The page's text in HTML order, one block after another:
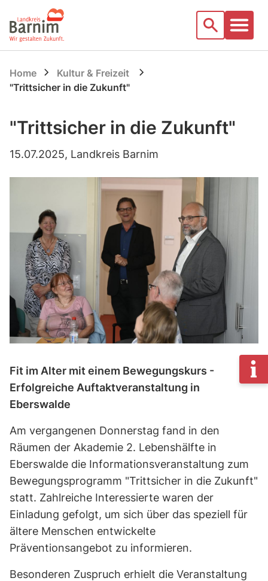
Startseite
Suche
Home
Kultur & Freizeit
"Trittsicher in die Zukunft"
"Trittsicher in die Zukunft"
15.07.2025, Landkreis Barnim
Fit im Alter mit einem Bewegungskurs -
Erfolgreiche Auftaktveranstaltung in
Eberswalde
Am vergangenen Donnerstag fand in den
Räumen der Akademie 2. Lebenshälfte in
Eberswalde die Informationsveranstaltung zum
Bewegungsprogramm "Trittsicher in die Zukunft"
statt. Zahlreiche Interessierte waren der
Einladung gefolgt, um sich über das speziell für
ältere Menschen entwickelte
Präventionsangebot zu informieren.
Besonderen Zuspruch erhielt die Veranstaltung